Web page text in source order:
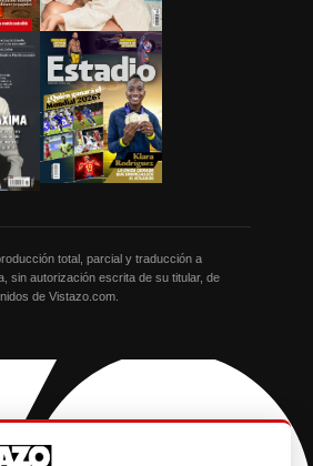
total, parcial y traducción a
sin autorización escrita de su titular, de
de Vistazo.com.